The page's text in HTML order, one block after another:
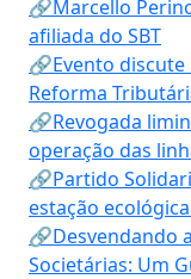
🔗Marcello
afiliada do SBT
🔗Evento discute
Reforma
🔗Revogada
operação das
🔗Partido
estação
🔗Desvendando
Societárias: Um